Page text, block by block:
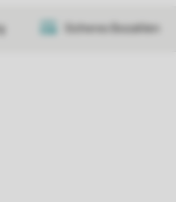
Sicheres Bezahlen